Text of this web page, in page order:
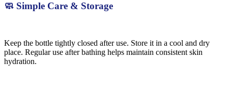
🧼 Simple Care & Storage
Keep the bottle tightly closed after use. Store it in a cool and dry
place. Regular use after bathing helps maintain consistent skin
hydration.